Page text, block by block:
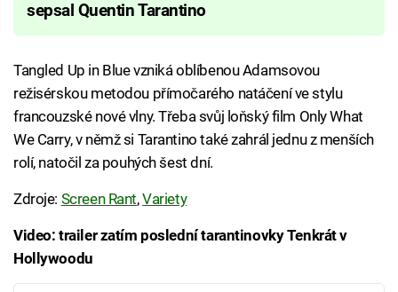
sepsal Quentin Tarantino
Tangled Up in Blue vzniká oblíbenou Adamsovou
režisérskou metodou přímočarého natáčení ve stylu
francouzské nové vlny. Třeba svůj loňský film Only What
We Carry, v němž si Tarantino také zahrál jednu z menších
rolí, natočil za pouhých šest dní.
Zdroje: Screen Rant,Variety
Video: trailer zatím poslední tarantinovky Tenkrát v
Hollywoodu